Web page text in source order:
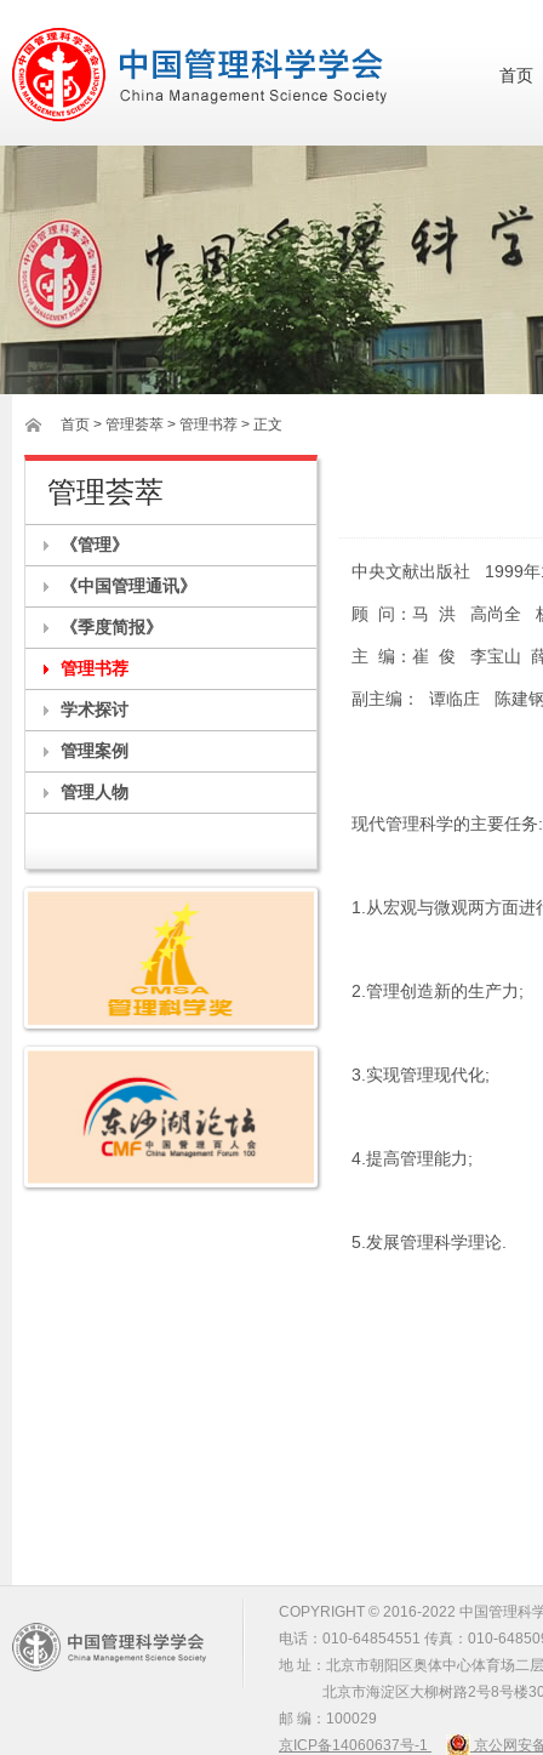
首页
首页 > 管理荟萃 > 管理书荐 > 正文
管理荟萃
《管理》
《中国管理通讯》
《季度简报》
管理书荐
学术探讨
管理案例
管理人物
中央文献出版社 1999年
顾 问：马 洪 高尚全
主 编：崔 俊 李宝山
副主编： 谭临庄 陈建
现代管理科学的主要任务:
1.从宏观与微观两方面进
2.管理创造新的生产力;
3.实现管理现代化;
4.提高管理能力;
5.发展管理科学理论.
COPYRIGHT © 2016-2022 中国管理科
电话：010-64854551 传真：010-
地 址：北京市朝阳区奥体中心体育场二
北京市海淀区大柳树路2号8号楼
邮 编：100029
京ICP备14060637号-1
京公网安